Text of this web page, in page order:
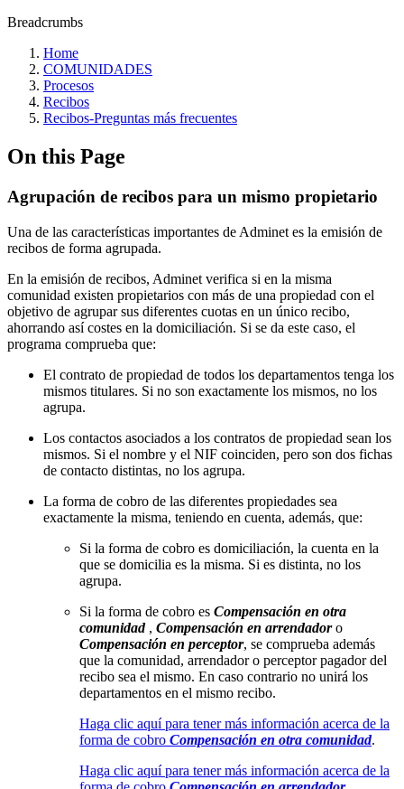
Breadcrumbs
Home
COMUNIDADES
Procesos
Recibos
Recibos-Preguntas más frecuentes
On this Page
Agrupación de recibos para un mismo propietario
Una de las características importantes de Adminet es la emisión de
recibos de forma agrupada.
En la emisión de recibos, Adminet verifica si en la misma
comunidad existen propietarios con más de una propiedad con el
objetivo de agrupar sus diferentes cuotas en un único recibo,
ahorrando así costes en la domiciliación. Si se da este caso, el
programa comprueba que:
El contrato de propiedad de todos los departamentos tenga los
mismos titulares. Si no son exactamente los mismos, no los
agrupa.
Los contactos asociados a los contratos de propiedad sean los
mismos. Si el nombre y el NIF coinciden, pero son dos fichas
de contacto distintas, no los agrupa.
La forma de cobro de las diferentes propiedades sea
exactamente la misma, teniendo en cuenta, además, que:
Si la forma de cobro es domiciliación, la cuenta en la
que se domicilia es la misma. Si es distinta, no los
agrupa.
Si la forma de cobro es Compensación en otra
comunidad, Compensación en arrendadoro
Compensación en perceptor, se comprueba además
que la comunidad, arrendador o perceptor pagador del
recibo sea el mismo. En caso contrario no unirá los
departamentos en el mismo recibo.
Haga clic aquí para tener más información acerca de la
forma de cobro Compensación en otra comunidad.
Haga clic aquí para tener más información acerca de la